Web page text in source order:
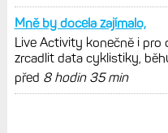
POSLEDNÍ KOMENTÁŘE